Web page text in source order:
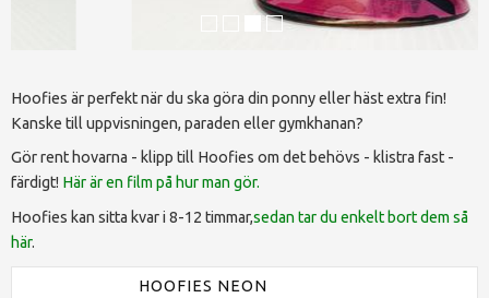
Hoofies är perfekt när du ska göra din ponny eller häst extra fin!
Kanske till uppvisningen, paraden eller gymkhanan?
Gör rent hovarna - klipp till Hoofies om det behövs - klistra fast -
färdigt! Här är en film på hur man gör.
Hoofies kan sitta kvar i 8-12 timmar,sedan tar du enkelt bort dem så
här.
HOOFIES NEON